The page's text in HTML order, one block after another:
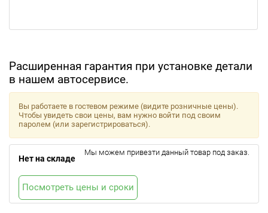
Расширенная гарантия при установке детали
в нашем автосервисе.
Вы работаете в гостевом режиме (видите розничные цены).
Чтобы увидеть свои цены, вам нужно войти под своим
паролем (или зарегистрироваться).
Нет на складе
Мы можем привезти данный товар под заказ.
Посмотреть цены и сроки